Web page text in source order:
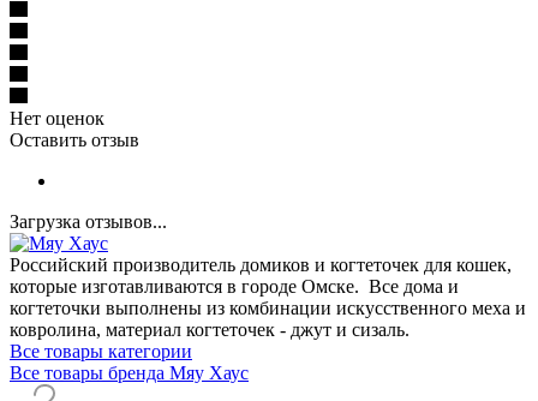
Нет оценок
Оставить отзыв
Загрузка отзывов...
Российский производитель домиков и когтеточек для кошек,
которые изготавливаются в городе Омске. Все дома и
когтеточки выполнены из комбинации искусственного меха и
ковролина, материал когтеточек - джут и сизаль.
Все товары категории
Все товары бренда Мяу Хаус